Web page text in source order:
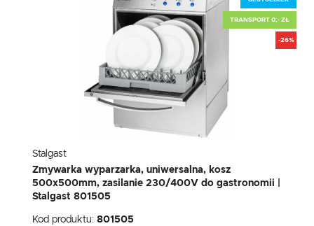
TRANSPORT 0,- ZŁ
-26%
Stalgast
Zmywarka wyparzarka, uniwersalna, kosz
500x500mm, zasilanie 230/400V do gastronomii |
Stalgast 801505
Kod produktu: 801505